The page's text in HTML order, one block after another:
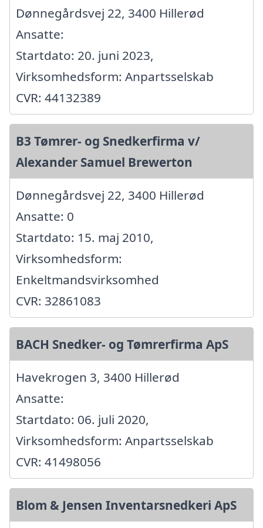
Dønnegårdsvej 22, 3400 Hillerød
Ansatte:
Startdato: 20. juni 2023,
Virksomhedsform: Anpartsselskab
CVR: 44132389
B3 Tømrer- og Snedkerfirma v/
Alexander Samuel Brewerton
Dønnegårdsvej 22, 3400 Hillerød
Ansatte: 0
Startdato: 15. maj 2010,
Virksomhedsform:
Enkeltmandsvirksomhed
CVR: 32861083
BACH Snedker- og Tømrerfirma ApS
Havekrogen 3, 3400 Hillerød
Ansatte:
Startdato: 06. juli 2020,
Virksomhedsform: Anpartsselskab
CVR: 41498056
Blom & Jensen Inventarsnedkeri ApS